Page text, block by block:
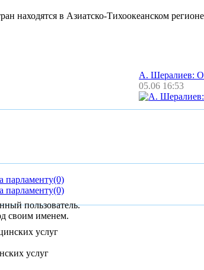
находятся в Азиатско-Тихоокеанском
А. Шералиев:
05.06 16:53
парламенту(0)
парламенту(0)
пользователь.
своим именем.
услуг